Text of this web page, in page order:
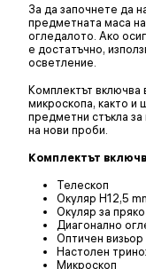
За да започнете да
предметната маса
огледалото. Ако
е достатъчно,
осветление.
Комплектът включва
микроскопа, както и
предметни стъкла
на нови проби.
Комплектът
Телескоп
Окуляр H12,5
Окуляр за
Диагонално
Оптичен визьор
Настолен
Микроскоп